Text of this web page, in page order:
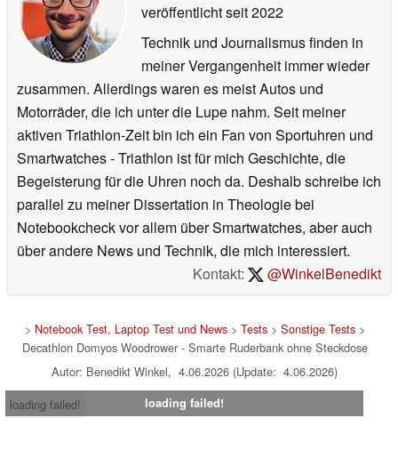
veröffentlichtseit 2022
Technik und Journalismus finden in
meiner Vergangenheit immer wieder
zusammen. Allerdings waren es meist Autos und
Motorräder, die ich unter die Lupe nahm. Seit meiner
aktiven Triathlon-Zeit bin ich ein Fan von Sportuhren und
Smartwatches - Triathlon ist für mich Geschichte, die
Begeisterung für die Uhren noch da. Deshalb schreibe ich
parallel zu meiner Dissertation in Theologie bei
Notebookcheck vor allem über Smartwatches, aber auch
über andere News und Technik, die mich interessiert.
Kontakt:
@WinkelBenedikt
> Notebook Test, Laptop Test und News> Tests> Sonstige Tests>
Decathlon Domyos Woodrower - Smarte Ruderbank ohne Steckdose
Autor: Benedikt Winkel, 4.06.2026 (Update: 4.06.2026)
loading failed!
loading failed!